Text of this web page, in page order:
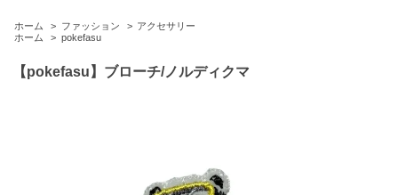
ホーム > ファッション > アクセサリー
ホーム
> pokefasu
【pokefasu】ブローチ/ノルディクマ